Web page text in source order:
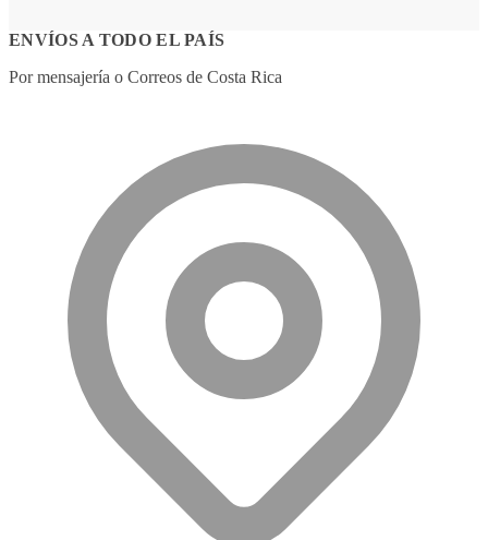
ENVÍOS A TODO EL PAÍS
Por mensajería o Correos de Costa Rica